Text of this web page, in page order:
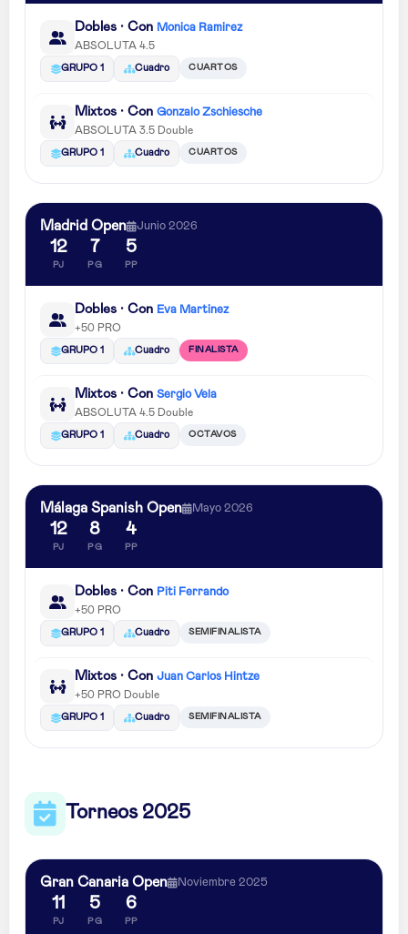
Dobles · Con Monica Ramirez
ABSOLUTA 4.5
GRUPO 1 Cuadro CUARTOS
Mixtos · Con Gonzalo Zschiesche
ABSOLUTA 3.5 Double
GRUPO 1 Cuadro CUARTOS
Madrid Open Junio 2026
12
PJ
7
PG
5
PP
Dobles · Con Eva Martinez
+50 PRO
GRUPO 1 Cuadro FINALISTA
Mixtos · Con Sergio Vela
ABSOLUTA 4.5 Double
GRUPO 1 Cuadro OCTAVOS
Málaga Spanish Open Mayo 2026
12
PJ
8
PG
4
PP
Dobles · Con Piti Ferrando
+50 PRO
GRUPO 1 Cuadro SEMIFINALISTA
Mixtos · Con Juan Carlos Hintze
+50 PRO Double
GRUPO 1 Cuadro SEMIFINALISTA
Torneos 2025
Gran Canaria Open Noviembre 2025
11
PJ
5
PG
6
PP